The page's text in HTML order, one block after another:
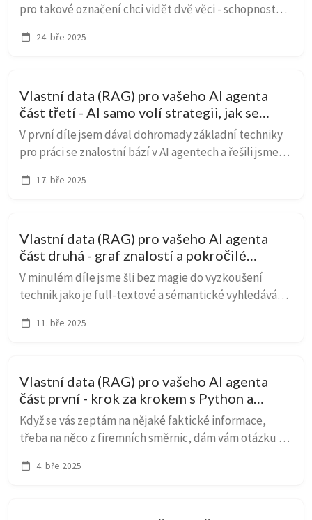
pro takové označení chci vidět dvě věci - schopnost
přeposlat otázku do LLM a vrátit odpověď) a
24. bře 2025
Vlastní data (RAG) pro vašeho AI agenta
část třetí - AI samo volí strategii, jak se
dostat k datům
V první díle jsem dával dohromady základní techniky
pro práci se znalostní bází v AI agentech a řešili jsme
Abychom lépe adresovali komplexnější prob...
17. bře 2025
Vlastní data (RAG) pro vašeho AI agenta
část druhá - graf znalostí a pokročilé
metody
V minulém díle jsme šli bez magie do vyzkoušení
technik jako je full-textové a sémantické vyhledávání,
jsme se neschovávali za nějaký framework n...
11. bře 2025
Vlastní data (RAG) pro vašeho AI agenta
část první - krok za krokem s Python a
PostgreSQL
Když se vás zeptám na nějaké faktické informace,
třeba na něco z firemních směrnic, dám vám otázku z
kdo viděl Matrix a chtěl by něco podobného, tak...
4. bře 2025